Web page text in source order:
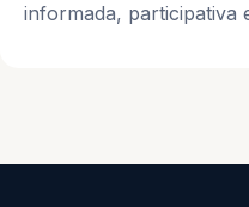
informada, participativa